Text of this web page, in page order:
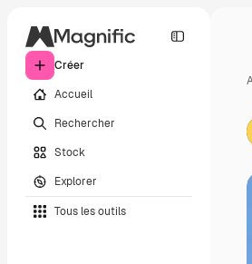
Créer
Accueil
Rechercher
Stock
Explorer
Tous les outils